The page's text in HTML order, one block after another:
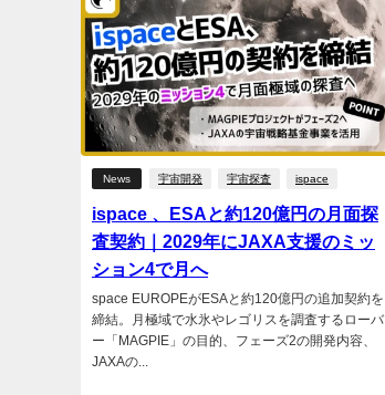
News 宇宙開発 宇宙探査 ispace
ispace 、ESAと約120億円の月面探
査契約｜2029年にJAXA支援のミッ
ション4で月へ
space EUROPEがESAと約120億円の追加契約を
締結。月極域で水氷やレゴリスを調査するローバ
ー「MAGPIE」の目的、フェーズ2の開発内容、
JAXAの...